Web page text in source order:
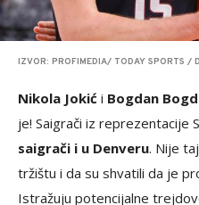
IZVOR: PROFIMEDIA/ TODAY SPORTS /
Nikola Jokić i Bogdan
je! Saigrači iz reprezentacije
saigrači i u Denveru. Nije
tržištu i da su shvatili da je
Istražuju potencijalne